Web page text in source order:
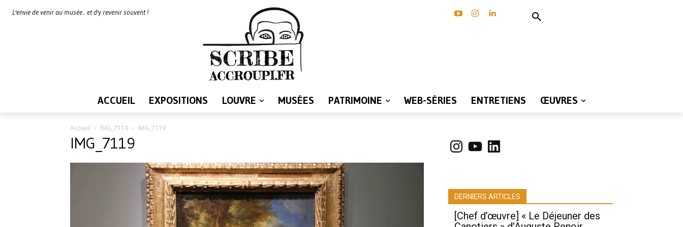
L'envie de venir au musée... et d'y revenir souvent !
ACCUEIL EXPOSITIONS LOUVRE MUSÉES PATRIMOINE WEB-SÉRIES ENTRETIENS ŒUVRES
Accueil IMG_7119 IMG_7119
IMG_7119 Instagram
YouTubeLinkedIn
DERNIERS ARTICLES
[Chef d’œuvre] « Le Déjeuner des